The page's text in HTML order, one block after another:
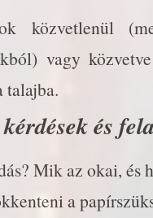
közvetlenül
vagy
talajba.
és
Mik az okai, és
a